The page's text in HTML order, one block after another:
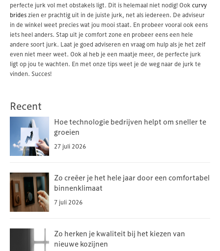
perfecte jurk vol met obstakels ligt. Dit is helemaal niet nodig! Ook curvy
brideszien er prachtig uit in de juiste jurk, net als iedereen. De adviseur
in de winkel weet precies wat jou mooi staat. En probeer vooral ook eens
iets heel anders. Stap uit je comfort zone en probeer eens een hele
andere soort jurk. Laat je goed adviseren en vraag om hulp als je het zelf
even niet meer weet. Ook al heb je een maatje meer, de perfecte jurk
ligt op jou te wachten. En met onze tips weet je de weg naar de jurk te
vinden. Succes!
Recent
Hoe technologie bedrijven helpt om sneller te
groeien
27 juli 2026
Zo creëer je het hele jaar door een comfortabel
binnenklimaat
7 juli 2026
Zo herken je kwaliteit bij het kiezen van
nieuwe kozijnen